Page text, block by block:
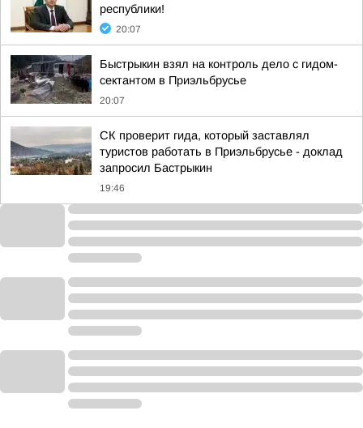
республики!
20:07
Быстрыкин взял на контроль дело с гидом-
сектантом в Приэльбрусье
20:07
СК проверит гида, который заставлял
туристов работать в Приэльбрусье - доклад
запросил Бастрыкин
19:46